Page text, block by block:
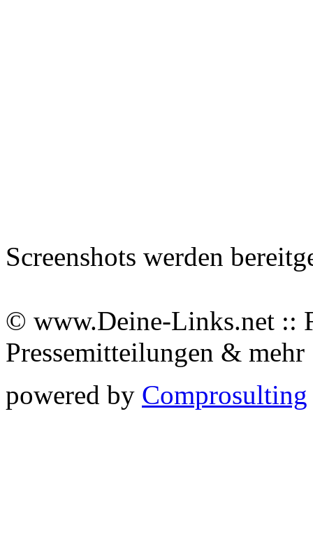
Screenshots werden
© www.Deine-Links.net ::
Pressemitteilungen &
powered by Comprosulting